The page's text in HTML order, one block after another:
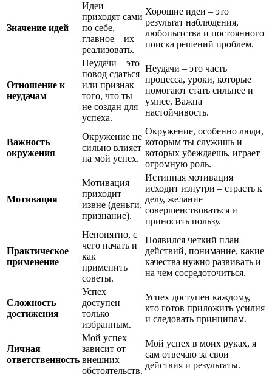
Значение идей
Идеи
приходят сами
по себе,
главное – их
реализовать.
Хорошие идеи – это
результат наблюдения,
любопытства и постоянного
поиска решений проблем.
Отношение к
неудачам
Неудачи – это
повод сдаться
или признак
того, что ты
не создан для
успеха.
Неудачи – это часть
процесса, уроки, которые
помогают стать сильнее и
умнее. Важна
настойчивость.
Важность
окружения
Окружение не
сильно влияет
на мой успех.
Окружение, особенно люди,
которым ты служишь и
которых убеждаешь, играет
огромную роль.
Мотивация
Мотивация
приходит
извне (деньги,
признание).
Истинная мотивация
исходит изнутри – страсть к
делу, желание
совершенствоваться и
приносить пользу.
Практическое
применение
Непонятно, с
чего начать и
как
применить
советы.
Появился четкий план
действий, понимание, какие
качества нужно развивать и
на чем сосредоточиться.
Сложность
достижения
Успех
доступен
только
избранным.
Успех доступен каждому,
кто готов приложить усилия
и следовать принципам.
Личная
ответственность
Мой успех
зависит от
внешних
обстоятельств.
Мой успех в моих руках, я
сам отвечаю за свои
действия и результаты.